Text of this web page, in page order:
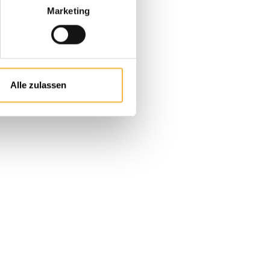
Marketing
Alle zulassen
oder benutze die Schaltflächen